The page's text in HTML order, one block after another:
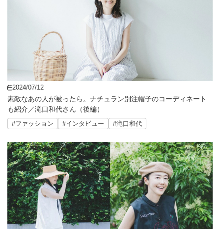
2024/07/12
素敵なあの人が被ったら。ナチュラン別注帽子のコーディネート
も紹介／滝口和代さん（後編）
#ファッション #インタビュー #滝口和代